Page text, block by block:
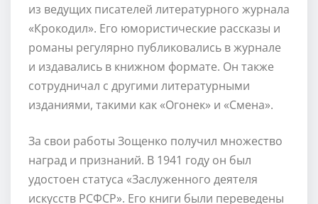
из ведущих писателей литературного журнала
«Крокодил». Его юмористические рассказы и
романы регулярно публиковались в журнале
и издавались в книжном формате. Он также
сотрудничал с другими литературными
изданиями, такими как «Огонек» и «Смена».
За свои работы Зощенко получил множество
наград и признаний. В 1941 году он был
удостоен статуса «Заслуженного деятеля
искусств РСФСР». Его книги были переведены